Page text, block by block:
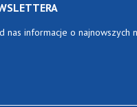
nas informacje o najnowszych